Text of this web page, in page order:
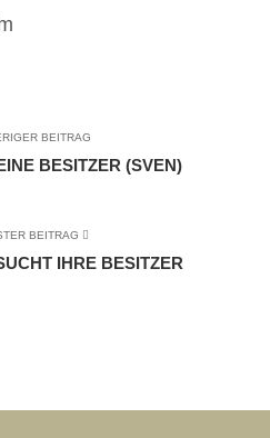
BEITRAG
BESITZER (SVEN)
BEITRAG
IHRE BESITZER